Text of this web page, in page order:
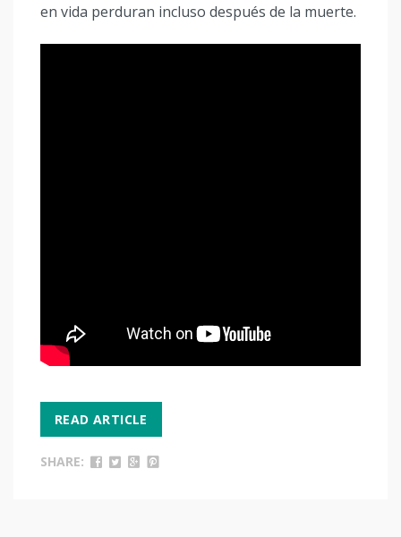
en vida perduran incluso después de la muerte.
READ ARTICLE
SHARE: